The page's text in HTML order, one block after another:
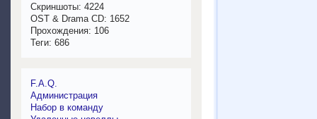
Скриншоты: 4224
OST & Drama CD: 1652
Прохождения: 106
Теги: 686
F.A.Q.
Администрация
Набор в команду